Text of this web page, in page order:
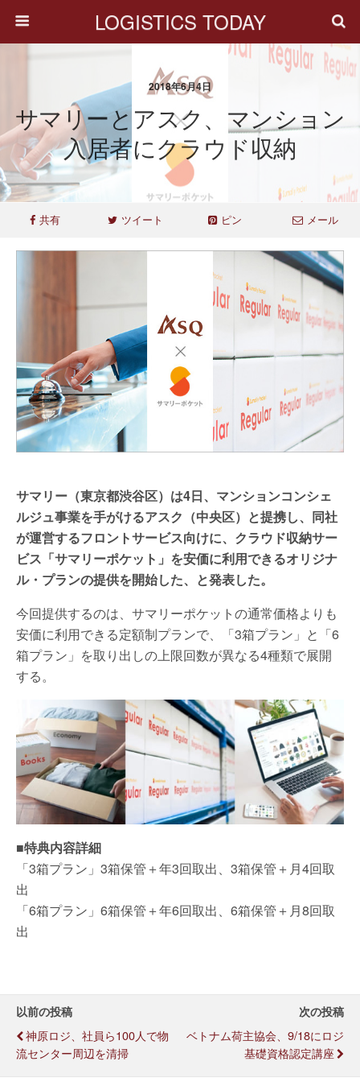
LOGISTICS TODAY
2018年6月4日
サマリーとアスク、マンション
入居者にクラウド収納
共有 ツイート ピン メール
サマリー（東京都渋谷区）は4日、マンションコンシェ
ルジュ事業を手がけるアスク（中央区）と提携し、同社
が運営するフロントサービス向けに、クラウド収納サー
ビス「サマリーポケット」を安価に利用できるオリジナ
ル・プランの提供を開始した、と発表した。
今回提供するのは、サマリーポケットの通常価格よりも
安価に利用できる定額制プランで、「3箱プラン」と「6
箱プラン」を取り出しの上限回数が異なる4種類で展開
する。
■特典内容詳細
「3箱プラン」3箱保管＋年3回取出、3箱保管＋月4回取
出
「6箱プラン」6箱保管＋年6回取出、6箱保管＋月8回取
出
以前の投稿
神原ロジ、社員ら100人で物
流センター周辺を清掃
次の投稿
ベトナム荷主協会、9/18にロジ
基礎資格認定講座